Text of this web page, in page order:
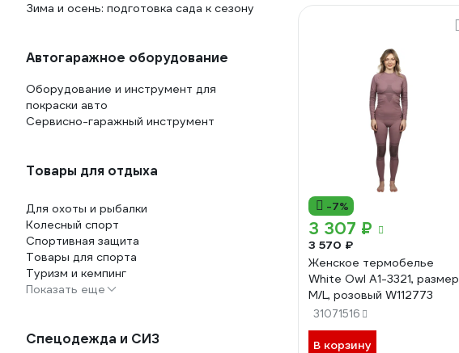
Зима и осень: подготовка сада к сезону
Автогаражное оборудование
Оборудование и инструмент для
покраски авто
Сервисно-гаражный инструмент
Товары для отдыха
Для охоты и рыбалки
Колесный спорт
Спортивная защита
Товары для спорта
Туризм и кемпинг
Показать еще
Спецодежда и СИЗ
-7%
3 307 ₽
3 570 ₽
Женское термобелье
White Owl A1-3321, размер
M/L, розовый W112773
31071516
В корзину